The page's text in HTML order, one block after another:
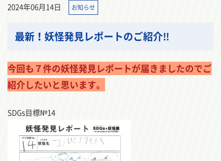
2024年06月14日 お知らせ
最新！妖怪発見レポートのご紹介‼
今回も７件の妖怪発見レポートが届きましたのでご
紹介したいと思います。
SDGs目標№14